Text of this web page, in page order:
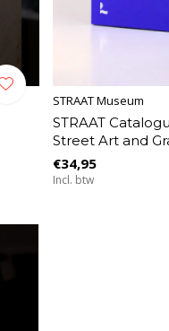
STRAAT Museum
STRAAT
Street Art and
€34,95
Incl. btw